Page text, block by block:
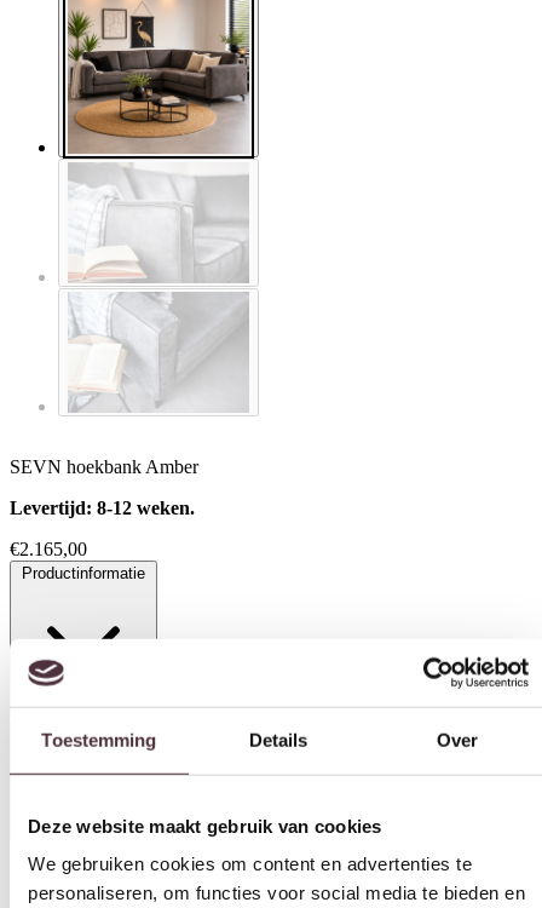
Toestemming Details Over
We gebruiken cookies om content en advertenties te
personaliseren, om functies voor social media te bieden en
om ons websiteverkeer te analyseren. Ook delen we
SEVN hoekbank Amber
Levertijd: 8-12 weken.
€2.165,00
Productinformatie
Specificaties
Materiaal
Leer, Stof